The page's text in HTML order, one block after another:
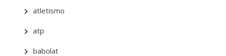
atletismo
atp
babolat